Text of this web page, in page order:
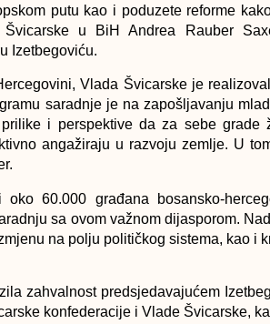
putu kao i poduzete reforme
u BiH Andrea Rauber
Izetbegoviću.
Vlada Švicarske je
saradnje je na zapošljavanju
i perspektive da za sebe grade
angažiraju u razvoju zemlje. U
60.000 građana bosansko-
sa ovom važnom dijasporom.
na polju političkog sistema, kao i
zahvalnost predsjedavajućem
konfederacije i Vlade Švicarske,